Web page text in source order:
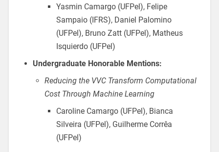
Yasmin Camargo (UFPel), Felipe
Sampaio (IFRS), Daniel Palomino
(UFPel), Bruno Zatt (UFPel), Matheus
Isquierdo (UFPel)
Undergraduate Honorable Mentions:
Reducing the VVC Transform Computational
Cost Through Machine Learning
Caroline Camargo (UFPel), Bianca
Silveira (UFPel), Guilherme Corrêa
(UFPel)